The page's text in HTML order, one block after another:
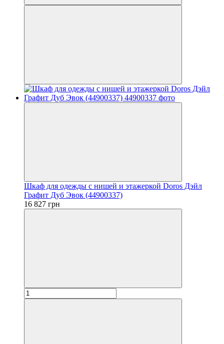
Шкаф для одежды с нишей и этажеркой Doros Дэйл
Графит Дуб Эвок (44900337)
16 827 грн